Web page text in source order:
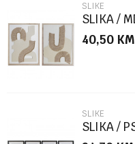
Poruka
SLIKE
SLIKA /
40,50 KM
SLIKE
SLIKA /